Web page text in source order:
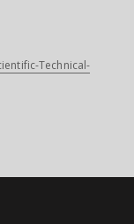
Technical-